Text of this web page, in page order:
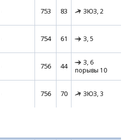
753 83 ЗЮЗ, 2
754 61 З, 5
756 44 З, 6
порывы 10
756 70 ЗЮЗ, 3